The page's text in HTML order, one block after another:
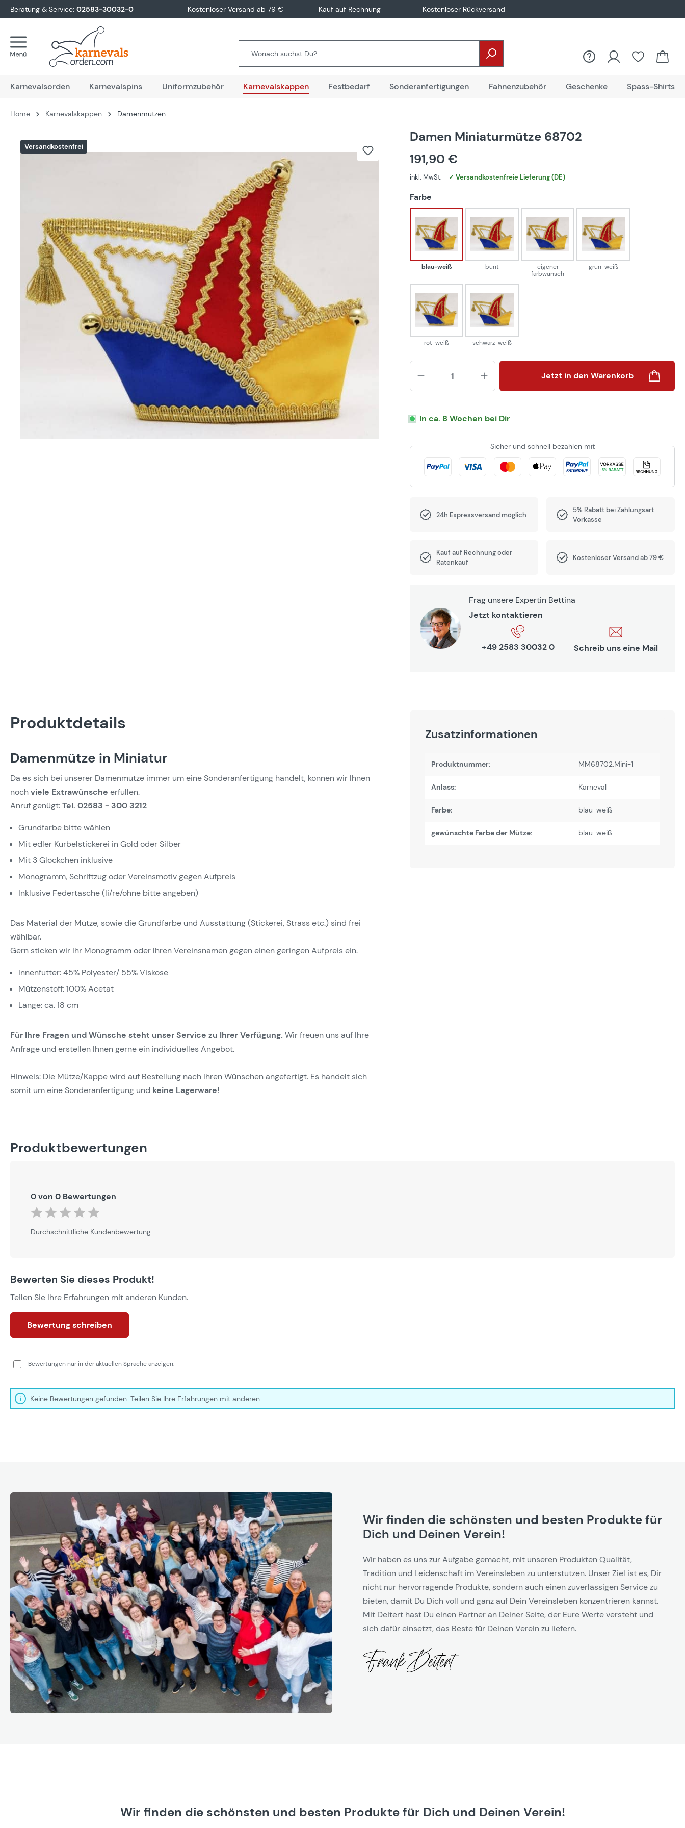
Zur Hauptnavigation springen
Beratung & Service: 02583-30032-0 Kostenloser Versand ab 79 € Kauf auf Rechnung Kostenloser Rückversand
Karnevalsorden Karnevalspins Uniformzubehör Karnevalskappen Festbedarf Sonderanfertigungen Fahnenzubehör Geschenke Spass-Shirts
Home Karnevalskappen Damenmützen
Versandkostenfrei
Damen Miniaturmütze 68702
191,90 €
inkl. MwSt. - ✓ Versandkostenfreie Lieferung (DE)
Farbe
blau-weiß
blau-weiß
bunt
bunt
eigener farbwunsch
eigener
farbwunsch
grün-weiß
grün-weiß
rot-weiß
rot-weiß
schwarz-weiß
schwarz-weiß
Produkt Anzahl: Gib den
Jetzt in den Warenkorb
In ca. 8 Wochen bei Dir
Sicher und schnell bezahlen mit
24h Expressversand möglich
5% Rabatt bei Zahlungsart
Vorkasse
Kauf auf Rechnung oder
Ratenkauf
Kostenloser Versand ab 79 €
Frag unsere Expertin Bettina
Jetzt kontaktieren
+49 2583 30032 0 Schreib uns eine Mail
Produktdetails
Damenmütze in Miniatur
Da es sich bei unserer Damenmütze immer um eine Sonderanfertigung handelt, können wir Ihnen
nochviele Extrawünsche erfüllen.
Anruf genügt:Tel. 02583 - 300 3212
Grundfarbe bitte wählen
Mit edler Kurbelstickerei in Gold oder Silber
Mit 3 Glöckchen inklusive
Monogramm, Schriftzug oder Vereinsmotiv gegen Aufpreis
Inklusive Federtasche (li/re/ohne bitte angeben)
Das Material der Mütze, sowie die Grundfarbe und Ausstattung (Stickerei, Strass etc.) sind frei
wählbar.
Gern sticken wir Ihr Monogramm oder Ihren Vereinsnamen gegen einen geringen Aufpreis ein.
Innenfutter: 45% Polyester/ 55% Viskose
Mützenstoff: 100% Acetat
Länge: ca. 18 cm
Für Ihre Fragen und Wünsche steht unser Service zu Ihrer Verfügung. Wir freuen uns auf Ihre
Anfrage und erstellen Ihnen gerne ein individuelles Angebot.
Hinweis: Die Mütze/Kappe wird auf Bestellung nach Ihren Wünschen angefertigt. Es handelt sich
somit um eine Sonderanfertigung und keine Lagerware!
Zusatzinformationen
Produktnummer: MM68702.Mini-1
Anlass: Karneval
Farbe: blau-weiß
gewünschte Farbe der Mütze: blau-weiß
Produktbewertungen
0 von 0 Bewertungen
Durchschnittliche Bewertung von 0 von 5 Sternen
Durchschnittliche Kundenbewertung
Bewerten Sie dieses Produkt!
Teilen Sie Ihre Erfahrungen mit anderen Kunden.
Bewertung schreiben
Bewertungen nur in der aktuellen Sprache anzeigen.
Keine Bewertungen gefunden. Teilen Sie Ihre Erfahrungen mit anderen.
Wir finden die schönsten und besten Produkte für
Dich und Deinen Verein!
Wir haben es uns zur Aufgabe gemacht, mit unseren Produkten Qualität,
Tradition und Leidenschaft im Vereinsleben zu unterstützen. Unser Ziel ist es, Dir
nicht nur hervorragende Produkte, sondern auch einen zuverlässigen Service zu
bieten, damit Du Dich voll und ganz auf Dein Vereinsleben konzentrieren kannst.
Mit Deitert hast Du einen Partner an Deiner Seite, der Eure Werte versteht und
sich dafür einsetzt, das Beste für Deinen Verein zu liefern.
Wir finden die schönsten und besten Produkte für Dich und Deinen Verein!